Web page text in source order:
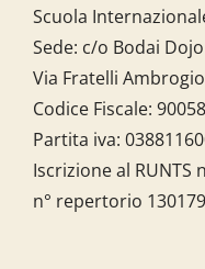
Scuola
Sede: c/o Bodai Dojo
Via Fratelli
Codice Fiscale:
Partita iva:
Iscrizione al RUNTS
n° repertorio 130179